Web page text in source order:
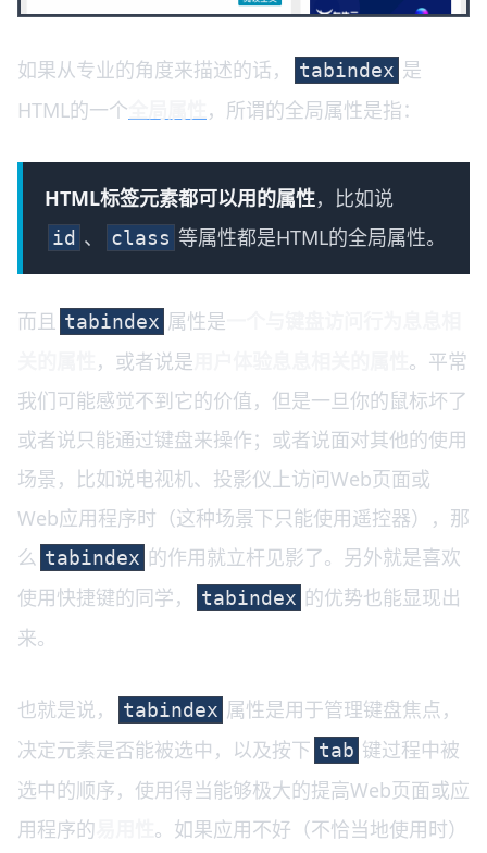
如果从专业的角度来描述的话， tabindex 是
HTML的一个
，所谓的全局属性是指：
HTML标签元素都可以用的属性，比如说
id 、 class 等属性都是HTML的全局属性。
而且 tabindex 属性是
，或者说是
。平常
我们可能感觉不到它的价值，但是一旦你的鼠标坏了
或者说只能通过键盘来操作；或者说面对其他的使用
场景，比如说电视机、投影仪上访问Web页面或
Web应用程序时（这种场景下只能使用遥控器），那
么 tabindex 的作用就立杆见影了。另外就是喜欢
使用快捷键的同学，
tabindex 的优势也能显现出
来。
也就是说， tabindex 属性是用于管理键盘焦点，
决定元素是否能被选中，以及按下 tab 键过程中被
选中的顺序，使用得当能够极大的提高Web页面或应
用程序的
。如果应用不好（不恰当地使用时）